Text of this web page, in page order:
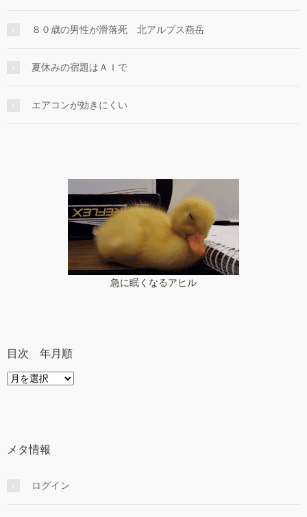
８０歳の男性が滑落死 北アルプス燕岳
夏休みの宿題はＡＩで
エアコンが効きにくい
急に眠くなるアヒル
目次 年月順
目
メタ情報
ログイン